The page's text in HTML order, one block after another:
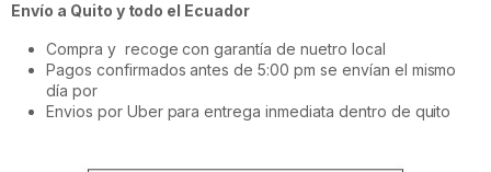
Envío a Quito y todo el Ecuador
Compra y recoge con garantía de nuetro local
Pagos confirmados antes de 5:00 pm se envían el mismo
día por
Envios por Uber para entrega inmediata dentro de quito